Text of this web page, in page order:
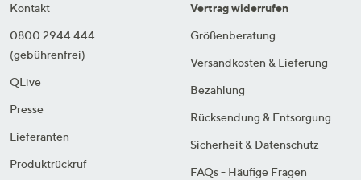
Kontakt
0800 2944 444
(gebührenfrei)
QLive
Presse
Lieferanten
Produktrückruf
Vertrag widerrufen
Größenberatung
Versandkosten & Lieferung
Bezahlung
Rücksendung & Entsorgung
Sicherheit & Datenschutz
FAQs - Häufige Fragen